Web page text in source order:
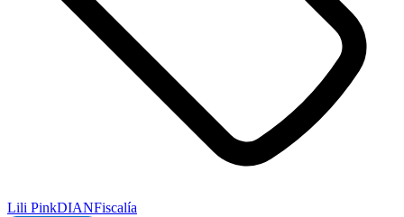
Lili PinkDIANFiscalía